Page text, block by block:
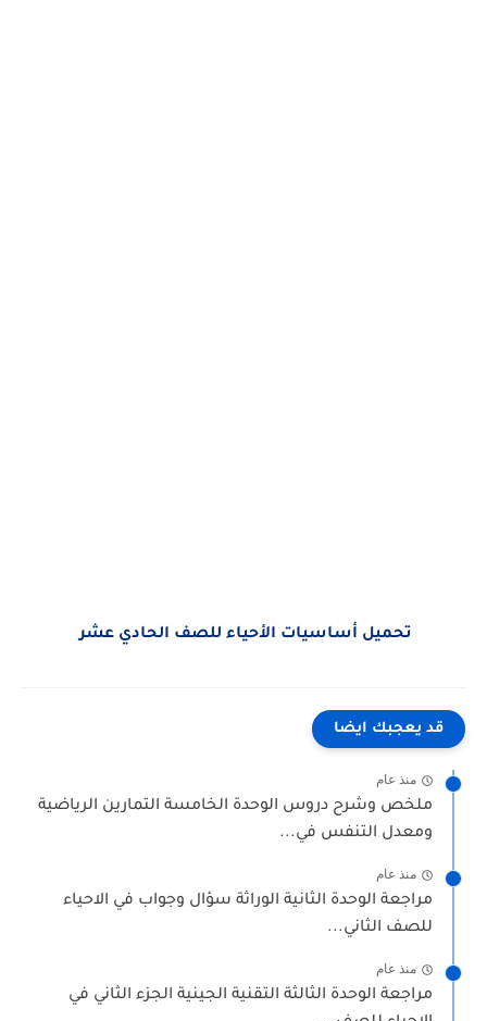
تحميل أساسيات الأحياء للصف الحادي عشر
قد يعجبك ايضا
منذ عام
ملخص وشرح دروس الوحدة الخامسة التمارين الرياضية
ومعدل التنفس في...
منذ عام
مراجعة الوحدة الثانية الوراثة سؤال وجواب في الاحياء
للصف الثاني...
منذ عام
مراجعة الوحدة الثالثة التقنية الجينية الجزء الثاني في